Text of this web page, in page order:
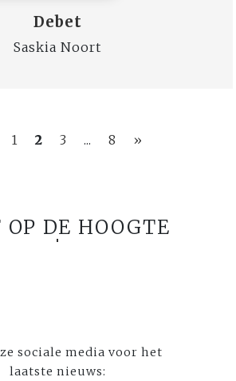
Debet
Saskia Noort
1 2 3 ... 8 »
OP DE HOOGTE
sociale media voor het
laatste nieuws: